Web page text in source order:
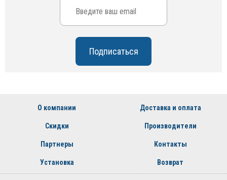
О компании Доставка и оплата
Скидки Производители
Партнеры Контакты
Установка Возврат